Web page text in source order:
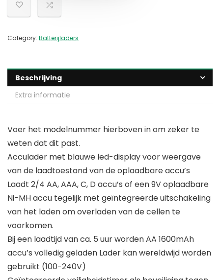
Category: Batterijladers
Beschrijving
Extra informatie
Voer het modelnummer hierboven in om zeker te
weten dat dit past.
Acculader met blauwe led-display voor weergave
van de laadtoestand van de oplaadbare accu’s
Laadt 2/4 AA, AAA, C, D accu’s of een 9V oplaadbare
Ni-MH accu tegelijk met geïntegreerde uitschakeling
van het laden om overladen van de cellen te
voorkomen.
Bij een laadtijd van ca. 5 uur worden AA 1600mAh
accu’s volledig geladen Lader kan wereldwijd worden
gebruikt (100-240V)